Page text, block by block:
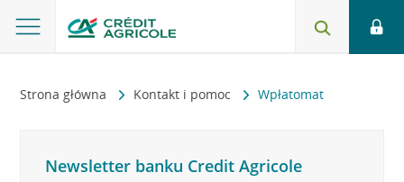
Strona główna Kontakt i pomoc Wpłatomat
Newsletter banku Credit Agricole